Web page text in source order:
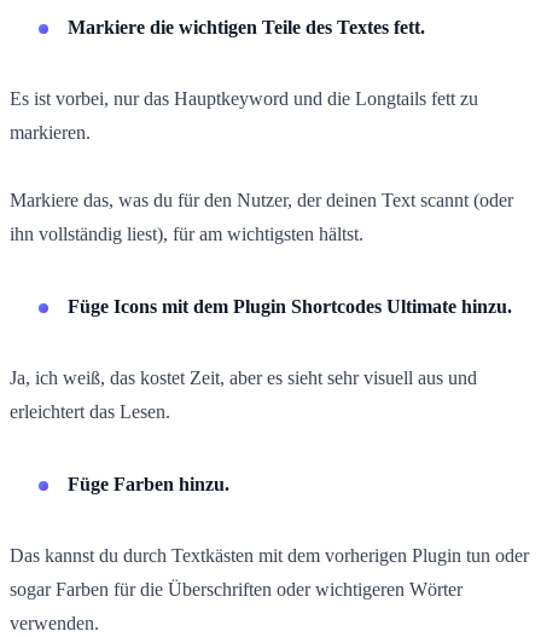
Markiere die wichtigen Teile des Textes fett.
Es ist vorbei, nur das Hauptkeyword und die Longtails fett zu
markieren.
Markiere das, was du für den Nutzer, der deinen Text scannt (oder
ihn vollständig liest), für am wichtigsten hältst.
Füge Icons mit dem Plugin Shortcodes Ultimate hinzu.
Ja, ich weiß, das kostet Zeit, aber es sieht sehr visuell aus und
erleichtert das Lesen.
Füge Farben hinzu.
Das kannst du durch Textkästen mit dem vorherigen Plugin tun oder
sogar Farben für die Überschriften oder wichtigeren Wörter
verwenden.